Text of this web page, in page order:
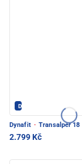
Dynafit - PEC POD
Dynafit · Transalper 18
2.799 Kč